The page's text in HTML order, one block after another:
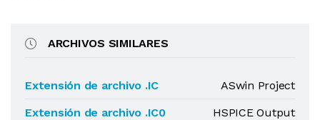
ARCHIVOS SIMILARES
Extensión de archivo .IC
ASwin Project
Extensión de archivo .IC0
HSPICE Output